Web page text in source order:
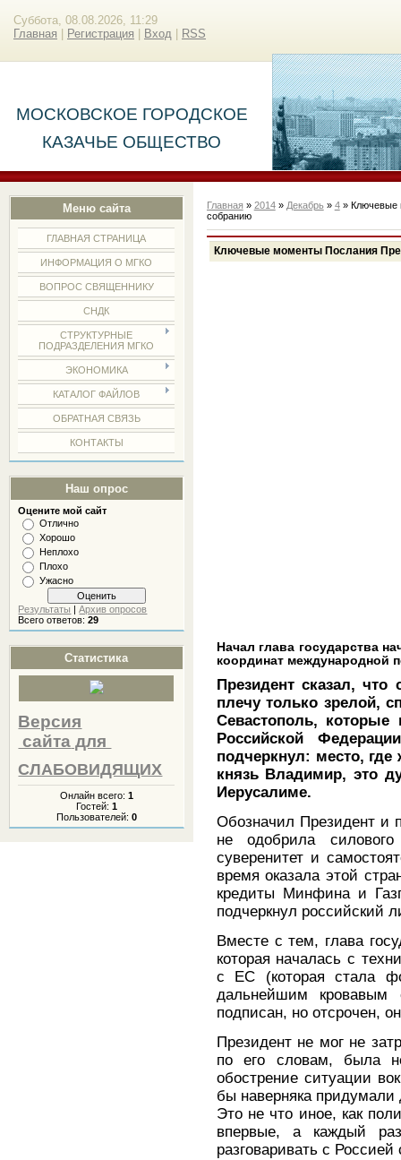
Суббота, 08.08.2026, 11:29
Главная
Регистрация Вход RSS
МОСКОВСКОЕ ГОРОДСКОЕ
КАЗАЧЬЕ ОБЩЕСТВО
Меню сайта
ГЛАВНАЯ СТРАНИЦА
ИНФОРМАЦИЯ О МГКО
ВОПРОС СВЯЩЕННИКУ
СНДК
СТРУКТУРНЫЕ
ПОДРАЗДЕЛЕНИЯ МГКО
ЭКОНОМИКА
КАТАЛОГ ФАЙЛОВ
ОБРАТНАЯ СВЯЗЬ
КОНТАКТЫ
Наш опрос
Оцените мой сайт
Отлично
Хорошо
Неплохо
Плохо
Ужасно
Результаты |Архив опросов
Всего ответов:29
Статистика
Версия
сайта для
СЛАБОВИДЯЩИХ
Онлайн всего: 1
Гостей: 1
Пользователей: 0
Главная » 2014 » Декабрь » 4» Ключевые
собранию
Ключевые моменты Послания
Начал глава государства
координат международной
Президент сказал,
плечу только зрелой,
Севастополь,
Российской
подчеркнул: место,
князь Владимир, это
Иерусалиме.
Обозначил Президент и
не одобрила
суверенитет и
время оказала этой
кредиты Минфина и
подчеркнул российский
Вместе с тем, глава
которая началась с
с ЕС (которая стала
дальнейшим
подписан, но отсрочен,
Президент не мог не
по его словам, была
обострение ситуации
бы наверняка придумали
Это не что иное, как
впервые, а каждый
разговаривать с